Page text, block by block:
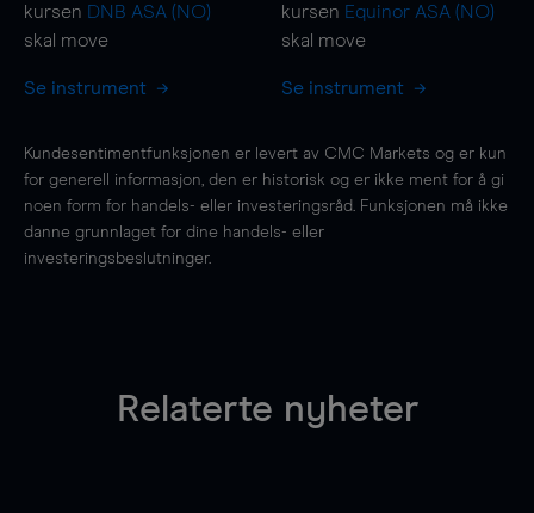
kursen DNB ASA (NO)
skal move
Se instrument
kursen Equinor ASA (NO)
skal move
Se instrument
Kundesentimentfunksjonen er levert av CMC Markets og er kun
for generell informasjon, den er historisk og er ikke ment for å gi
noen form for handels- eller investeringsråd. Funksjonen må ikke
danne grunnlaget for dine handels- eller
investeringsbeslutninger.
Relaterte nyheter